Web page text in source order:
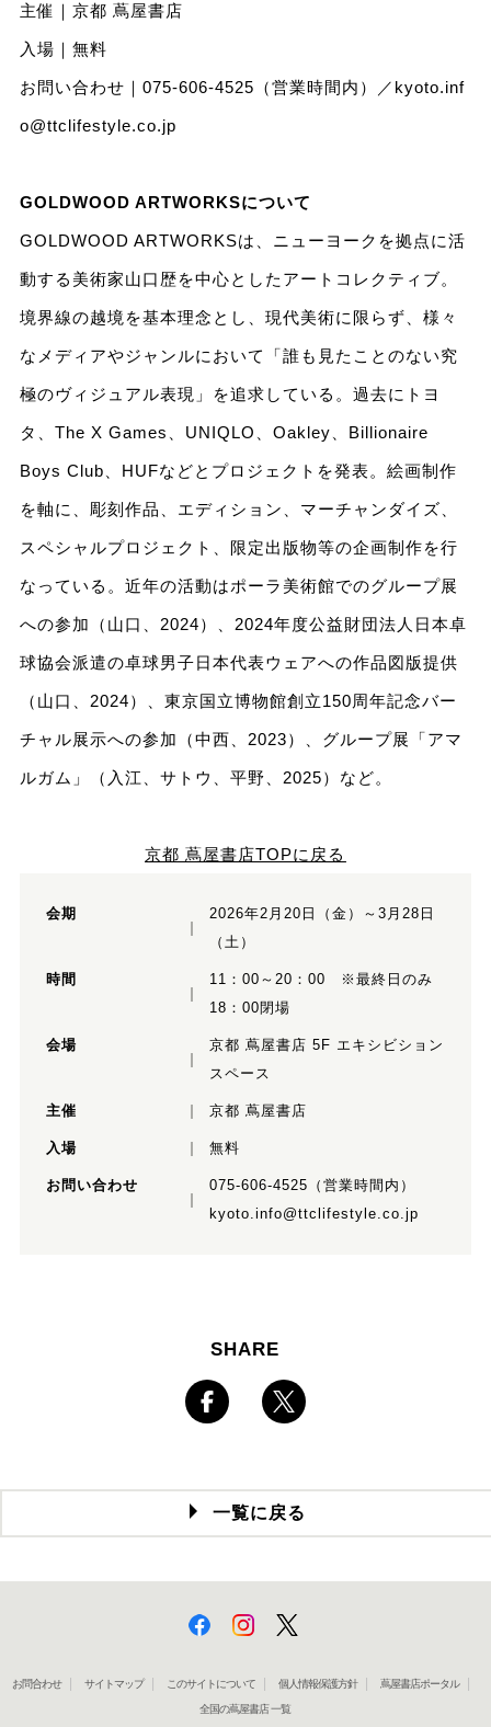
主催｜京都 蔦屋書店
入場｜無料
お問い合わせ｜075-606-4525（営業時間内）／ kyoto.inf
o@ttclifestyle.co.jp
GOLDWOOD ARTWORKSについて
GOLDWOOD ARTWORKSは、ニューヨークを拠点に活
動する美術家山口歴を中心としたアートコレクティブ。
境界線の越境を基本理念とし、現代美術に限らず、様々
なメディアやジャンルにおいて「誰も見たことのない究
極のヴィジュアル表現」を追求している。過去にトヨ
タ、The X Games、UNIQLO、Oakley、Billionaire
Boys Club、HUFなどとプロジェクトを発表。絵画制作
を軸に、彫刻作品、エディション、マーチャンダイズ、
スペシャルプロジェクト、限定出版物等の企画制作を行
なっている。近年の活動はポーラ美術館でのグループ展
への参加（山口、2024）、2024年度公益財団法人日本卓
球協会派遣の卓球男子日本代表ウェアへの作品図版提供
（山口、2024）、東京国立博物館創立150周年記念バー
チャル展示への参加（中西、2023）、グループ展「アマ
ルガム」（入江、サトウ、平野、2025）など。
京都 蔦屋書店TOPに戻る
会期
2026年2月20日（金）～3月28日
（土）
時間
11：00～20：00 ※最終日のみ
18：00閉場
会場
京都 蔦屋書店 5F エキシビション
スペース
主催 京都 蔦屋書店
入場 無料
お問い合わせ
075-606-4525（営業時間内）
kyoto.info@ttclifestyle.co.jp
SHARE
一覧に戻る
お問合わせ サイトマップ このサイトについて 個人情報保護方針 蔦屋書店ポータル
全国の蔦屋書店 一覧